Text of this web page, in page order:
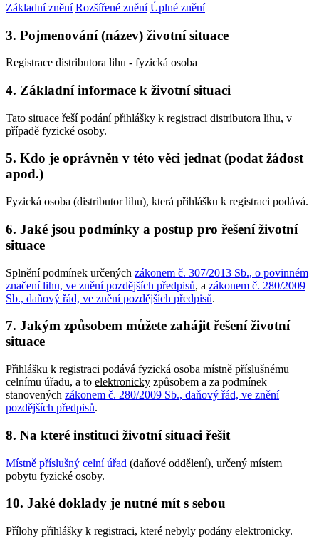
Základní znění Rozšířené znění Úplné znění
3. Pojmenování (název) životní situace
Registrace distributora lihu - fyzická osoba
4. Základní informace k životní situaci
Tato situace řeší podání přihlášky k registraci distributora lihu, v
případě fyzické osoby.
5. Kdo je oprávněn v této věci jednat (podat žádost
apod.)
Fyzická osoba (distributor lihu), která přihlášku k registraci podává.
6. Jaké jsou podmínky a postup pro řešení životní
situace
Splnění podmínek určených zákonem č. 307/2013 Sb., o povinném
značení lihu, ve znění pozdějších předpisů, a zákonem č. 280/2009
Sb., daňový řád, ve znění pozdějších předpisů.
7. Jakým způsobem můžete zahájit řešení životní
situace
Přihlášku k registraci podává fyzická osoba místně příslušnému
celnímu úřadu, a to elektronicky způsobem a za podmínek
stanovených zákonem č. 280/2009 Sb., daňový řád, ve znění
pozdějších předpisů.
8. Na které instituci životní situaci řešit
Místně příslušný celní úřad (daňové oddělení), určený místem
pobytu fyzické osoby.
10. Jaké doklady je nutné mít s sebou
Přílohy přihlášky k registraci, které nebyly podány elektronicky.